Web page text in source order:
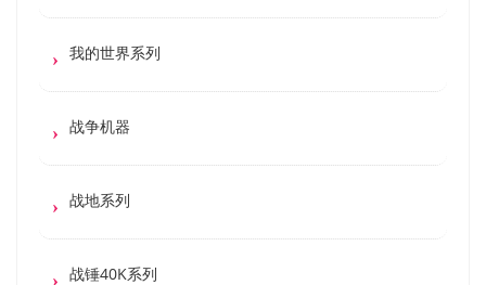
我的世界系列
战争机器
战地系列
战锤40K系列